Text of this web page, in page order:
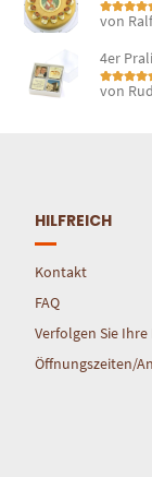
Bewertet
von
4er
Bewertet
von
HILFREICH
Kontakt
FAQ
Verfolgen Sie
Öffnungszeiten/